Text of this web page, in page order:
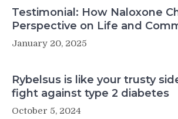
Testimonial: How Naloxone
Perspective on Life and
January 20, 2025
Rybelsus is like your trusty
fight against type 2 diabetes
October 5, 2024